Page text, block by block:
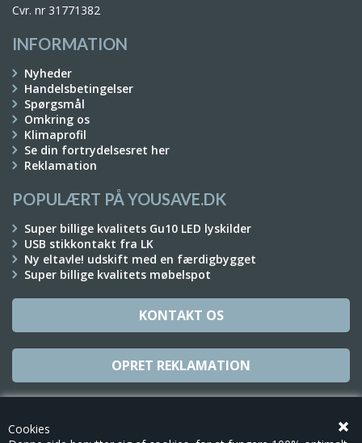
Cookies
Cvr. nr 31771382
INFORMATION
Nyheder
Handelsbetingelser
Spørgsmål
Omkring os
Klimaprofil
Se din fortrydelsesret her
Reklamation
POPULÆRT PÅ YOUSAVE.DK
Super billige kvalitets Gu10 LED lyskilder
USB stikkontakt fra LK
Ny eltavle! udskift med en færdigbygget
Super billige kvalitets møbelspot
KONTAKT OS
OPRET REKLAMATION